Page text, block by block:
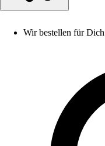
Wir bestellen für